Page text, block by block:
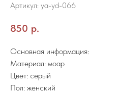
Артикул: ya-yd-066
850 р.
Основная информация:
Материал: моар
Цвет: серый
Пол: женский